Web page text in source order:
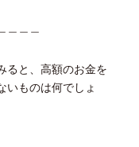
ると、高額のお金を
いものは何でしょ